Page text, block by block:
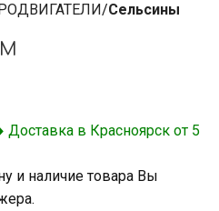
Сельсины
в Красноярск от 5
и наличие товара Вы